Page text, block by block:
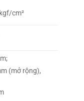
cm²
(mở rộng),